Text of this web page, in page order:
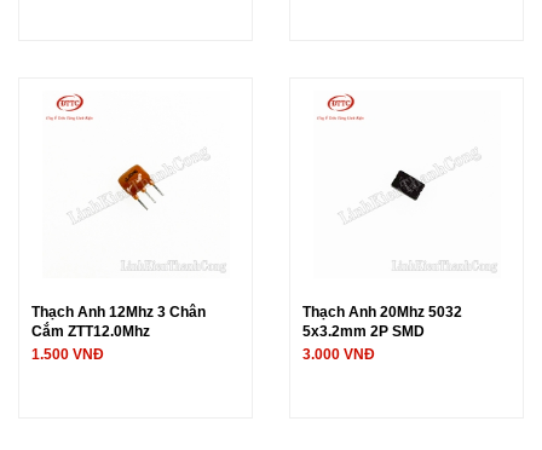
Thạch Anh 12Mhz 3 Chân
Cắm ZTT12.0Mhz
1.500 VNĐ
Thạch Anh 20Mhz 5032
5x3.2mm 2P SMD
3.000 VNĐ